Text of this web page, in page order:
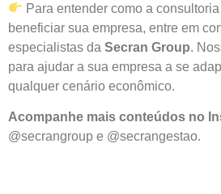
Para entender como a
beneficiar sua empresa, entre em
especialistas da Secran Group.
para ajudar a sua empresa a se
qualquer cenário econômico.
Acompanhe mais conteúdos no
@secrangroup e @secrangestao.